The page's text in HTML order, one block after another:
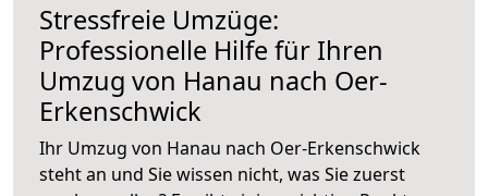
Stressfreie Umzüge:
Professionelle Hilfe für Ihren
Umzug von Hanau nach Oer-
Erkenschwick
Ihr Umzug von Hanau nach Oer-Erkenschwick
steht an und Sie wissen nicht, was Sie zuerst